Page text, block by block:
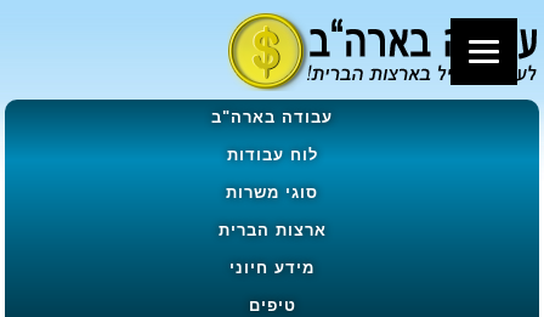
עבודה בארה"ב
לוח עבודות
סוגי משרות
ארצות הברית
מידע חיוני
טיפים